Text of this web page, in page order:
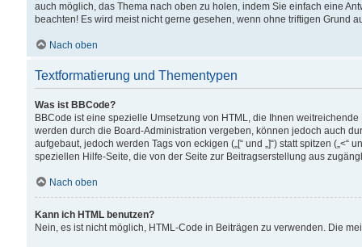
auch möglich, das Thema nach oben zu holen, indem Sie einfach eine
beachten! Es wird meist nicht gerne gesehen, wenn ohne triftigen Grund
Nach oben
Textformatierung und Thementypen
Was ist BBCode?
BBCode ist eine spezielle Umsetzung von HTML, die Ihnen
werden durch die Board-Administration vergeben, können jedoch auch
aufgebaut, jedoch werden Tags von eckigen („[“ und „]“) statt spitzen
speziellen Hilfe-Seite, die von der Seite zur Beitragserstellung aus
Nach oben
Kann ich HTML benutzen?
Nein, es ist nicht möglich, HTML-Code in Beiträgen zu verwenden. Die